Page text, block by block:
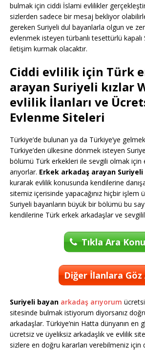
bulmak için ciddi İslami evlilikler
sizlerden sadece bir mesaj bekliyor
gereken Suriyeli dul bayanlarla olgun ve
evlenmek isteyen türbanlı tesettürlü kapalı
iletişim kurmak olacaktır.
Ciddi evlilik için Türk
arayan Suriyeli kızlar
evlilik İlanları ve
Evlenme Siteleri
Türkiye’de bulunan ya da Türkiye’ye
Türkiye’den ülkesine dönmek isteyen
bölümü Türk erkekleri ile sevgili olmak için
arıyorlar. Erkek arkadaş arayan
kurarak evlilik konusunda kendilerine
sitemiz içerisinde yapacağınız hiçbir işlem
Suriyeli bayanların büyük bir bölümü bu
kendilerine Türk erkek arkadaşlar ve
Tıkla Ara
Diğer İlanlara Göz
Suriyeli bayan arkadaş arıyorum
sitesinde bulmak istiyorum diyorsanız
arkadaşlar. Türkiye’nin Hatta dünyanın en
ücretsiz ve üyeliksiz arkadaşlık ve evlilik
sizlere en doğru kararları verebilmeniz için